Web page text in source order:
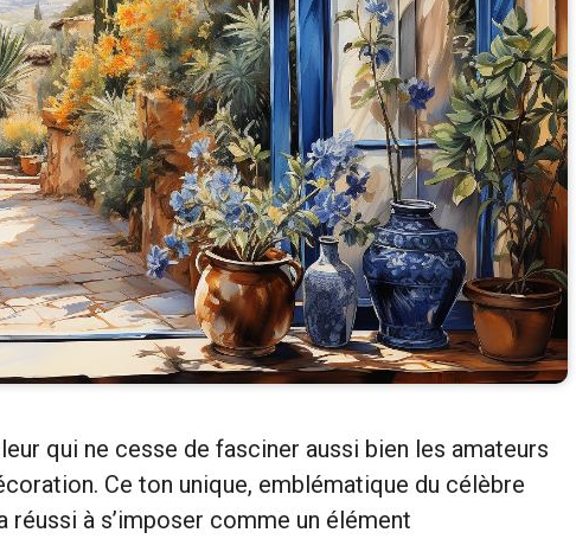
qui ne cesse de fasciner aussi bien les amateurs
Ce ton unique, emblématique du célèbre
réussi à s’imposer comme un élément